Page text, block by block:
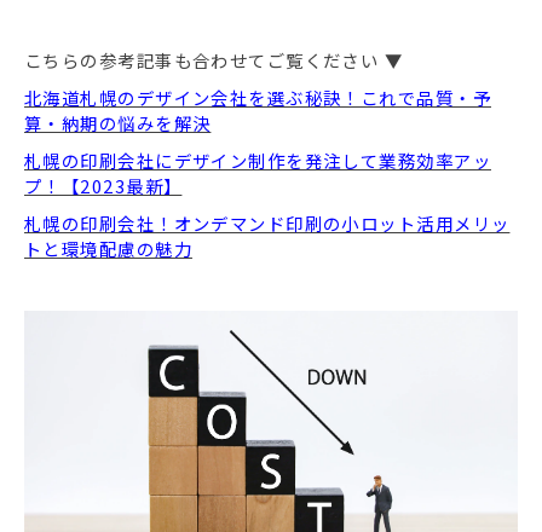
こちらの参考記事も合わせてご覧ください ▼
北海道札幌のデザイン会社を選ぶ秘訣！これで品質・予
算・納期の悩みを解決
札幌の印刷会社にデザイン制作を発注して業務効率アッ
プ！【2023最新】
札幌の印刷会社！オンデマンド印刷の小ロット活用メリッ
トと環境配慮の魅力